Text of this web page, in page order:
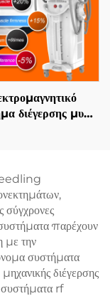
nm, 1064 nm,
με τις
MDR, FDA,
MDSAP
διέγερσης μυών
σύγχρονες
συστήματα παρέχουν
με την
συστήματα
διέγερσης
συστήματα rf